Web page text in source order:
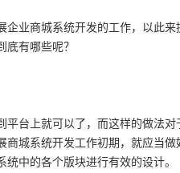
企业商城系统开发的工作，以此来
有哪些呢？
台上就可以了，而这样的做法对
城系统开发工作初期，就应当做
中的各个版块进行有效的设计。